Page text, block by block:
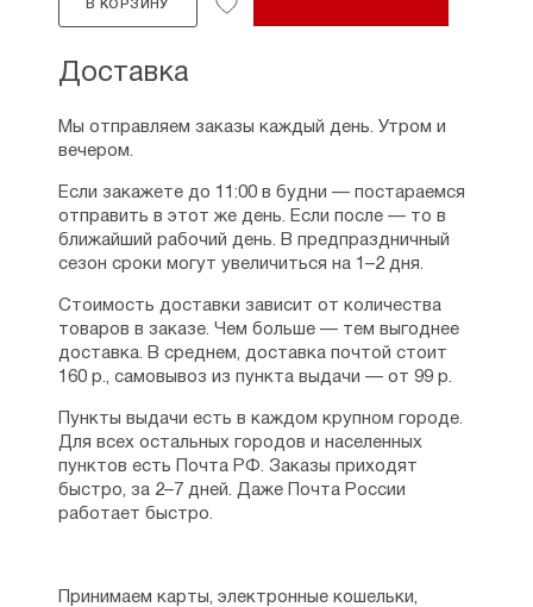
В КОРЗИНУ
Доставка
Мы отправляем заказы каждый день. Утром и
вечером.
Если закажете до 11:00 в будни — постараемся
отправить в этот же день. Если после — то в
ближайший рабочий день. В предпраздничный
сезон сроки могут увеличиться на 1–2 дня.
Стоимость доставки зависит от количества
товаров в заказе. Чем больше — тем выгоднее
доставка. В среднем, доставка почтой стоит
160 р., самовывоз из пункта выдачи — от 99 р.
Пункты выдачи есть в каждом крупном городе.
Для всех остальных городов и населенных
пунктов есть Почта РФ. Заказы приходят
быстро, за 2–7 дней. Даже Почта России
работает быстро.
Принимаем карты, электронные кошельки,